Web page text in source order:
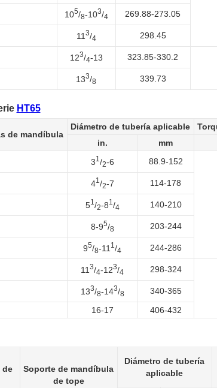
105/8-103/4 269.88-273.05
11 3/4 298.45
123/4-13
323.85-330.2
133/8 339.73
HT65
de mandíbula
Diámetro de tubería aplicable
in.
mm
31 /2-6 88.9-152
41 /2-7 114-178
51 /2-81 /4 140-210
8-95/8 203-244
95/8-11 1 /4 244-286
11 3/4-123/4
298-324
133/8-143/8
340-365
16-17 406-432
de
Soporte de mandíbula
de tope
Diámetro de tubería
aplicable